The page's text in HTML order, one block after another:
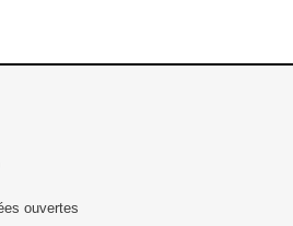
ouvertes